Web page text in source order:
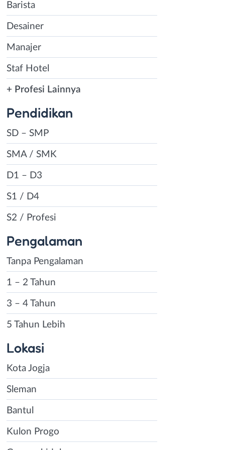
mencari
SMK, Sarjana
Time,
pada
langsung
mencari
banyak loker
bekerja full
keuntungan
posisi
mengenal
kamu tinggal
memiliki
ini.
part time
juga
purna
menjalankan
part time juga
sudah memiliki
part time
Barista
Desainer
Manajer
Staf Hotel
+ Profesi Lainnya
Pendidikan
SD – SMP
SMA / SMK
D1 – D3
S1 / D4
S2 / Profesi
Pengalaman
Tanpa Pengalaman
1 – 2 Tahun
3 – 4 Tahun
5 Tahun Lebih
Lokasi
Kota Jogja
Sleman
Bantul
Kulon Progo